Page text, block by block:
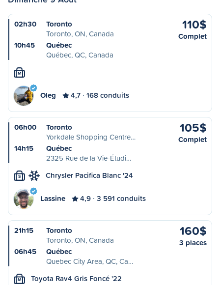
02h30
Toronto
Toronto, ON, Canada
10h45
Québec
Québec, QC, Canada
110$
Complet
M
Oleg 4,7 168 conduits
06h00
Toronto
Yorkdale Shopping Centre…
14h15
Québec
2325 Rue de la Vie-Étudi…
105$
Complet
S Chrysler Pacifica Blanc '24
Lassine 4,9 3 591 conduits
21h15
Toronto
Toronto, ON, Canada
06h45
Québec
Quebec City Area, QC, Ca…
160$
3 places
M Toyota Rav4 Gris Foncé '22